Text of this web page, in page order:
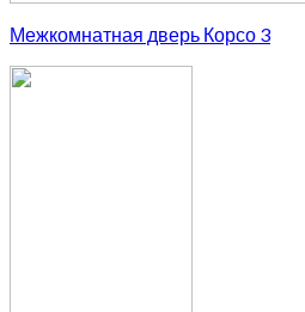
Межкомнатная дверь Корсо 3